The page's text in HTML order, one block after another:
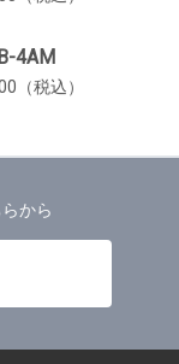
4AM
（税込）
から